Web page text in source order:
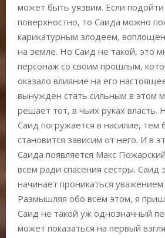
может быть уязвим. Если подойти
поверхностно, то Саида можно
карикатурным злодеем,
на земле. Но Саид не такой, это
персонаж со своим прошлым,
оказало влияние на его
вынужден стать сильным в этом
решает тот, в чьих руках
Саид погружается в насилие, тем
становится зависим от него. И в
Саида появляется Макс
всем ради спасения сестры. Саид
начинает проникаться уважением
Размышляя обо всем этом, я
Саид не такой уж однозначный
может показаться на первый